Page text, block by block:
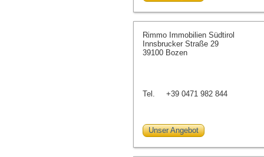
Rimmo Immobilien Südtirol
Innsbrucker Straße 29
39100 Bozen
Tel. +39 0471 982 844
Unser Angebot